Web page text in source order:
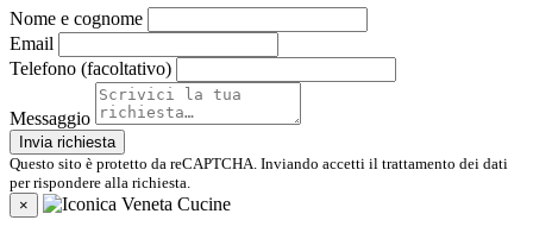
Nome e cognome
Email
Telefono (facoltativo)
Messaggio
Invia richiesta
Questo sito è protetto da reCAPTCHA. Inviando accetti il trattamento dei dati
per rispondere alla richiesta.
×